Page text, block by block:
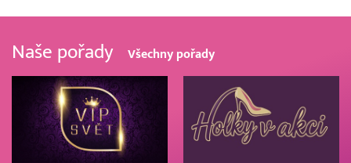
Naše pořady Všechny pořady